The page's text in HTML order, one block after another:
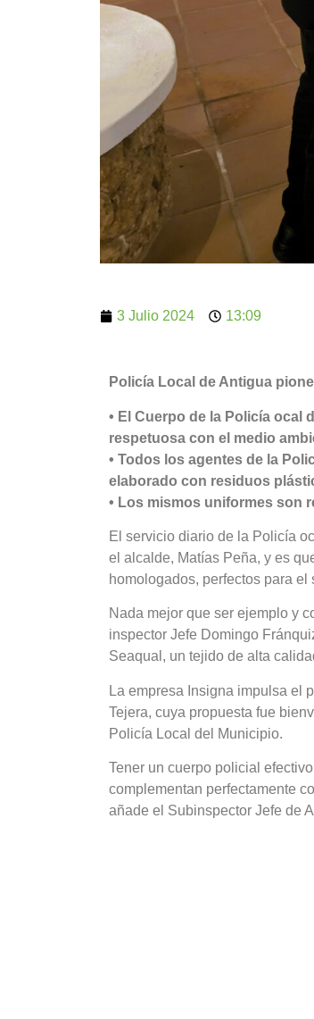
3 Julio 2024 13:09
Policía Local de Antigua
• El Cuerpo de la Policía ocal
respetuosa con el medio
• Todos los agentes de la
elaborado con residuos
• Los mismos uniformes son
El servicio diario de la Policía
el alcalde, Matías Peña, y es
homologados, perfectos para
Nada mejor que ser ejemplo y
inspector Jefe Domingo
Seaqual, un tejido de alta
La empresa Insigna impulsa el
Tejera, cuya propuesta fue
Policía Local del Municipio.
Tener un cuerpo policial
complementan perfectamente
añade el Subinspector Jefe de